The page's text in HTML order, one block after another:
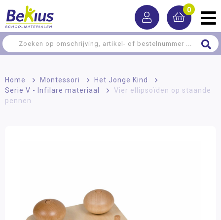
0
Home > Montessori > Het Jonge Kind
>
Serie V - Infilare materiaal
>
Vier ellipsoïden op staande
pennen